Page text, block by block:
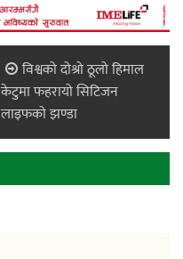
विश्वको दोश्रो ठूलो हिमाल
केटुमा फहरायो सिटिजन
लाइफको झण्डा